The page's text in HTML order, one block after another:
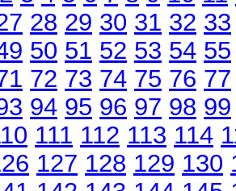
28 29 30 31 32 33
50 51 52 53 54 55
72 73 74 75 76 77
94 95 96 97 98 99
111 112 113 114
127 128 129 130